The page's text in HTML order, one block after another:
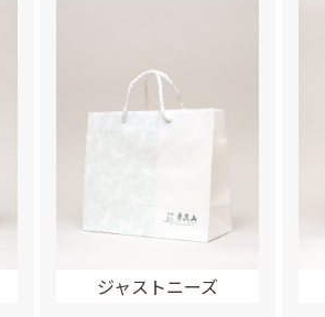
ジャストニーズ